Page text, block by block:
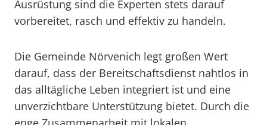
Ausrüstung sind die Experten stets darauf
vorbereitet, rasch und effektiv zu handeln.
Die Gemeinde Nörvenich legt großen Wert
darauf, dass der Bereitschaftsdienst nahtlos in
das alltägliche Leben integriert ist und eine
unverzichtbare Unterstützung bietet. Durch die